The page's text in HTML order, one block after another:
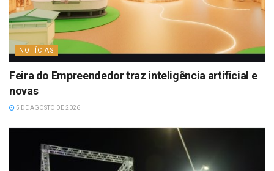
NOTÍCIAS
Feira do Empreendedor traz inteligência artificial e
novas
5 DE AGOSTO DE 2026